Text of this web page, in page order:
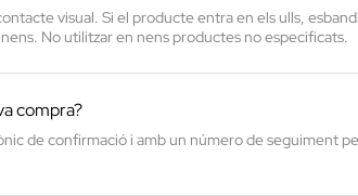
visual. Si el producte entra en els ulls,
No utilitzar en nens productes no especificats.
compra?
de confirmació i amb un número de seguiment